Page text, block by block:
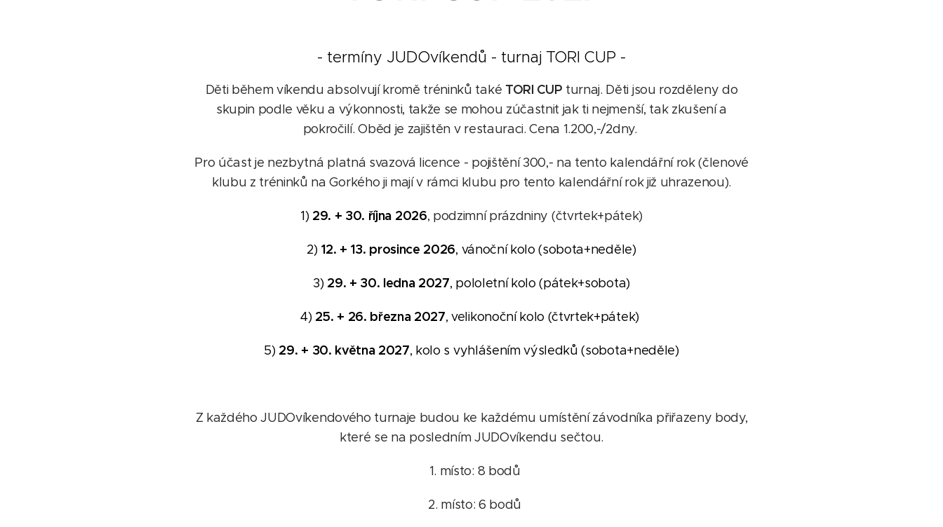
- termíny JUDOvíkendů - turnaj TORI CUP -
Děti během víkendu absolvují kromě tréninků také TORI CUP turnaj. Děti jsou rozděleny do
skupin podle věku a výkonnosti, takže se mohou zúčastnit jak ti nejmenší, tak zkušení a
pokročilí. Oběd je zajištěn v restauraci. Cena 1.200,-/2dny.
Pro účast je nezbytná platná svazová licence - pojištění 300,- na tento kalendářní rok (členové
klubu z tréninků na Gorkého ji mají v rámci klubu pro tento kalendářní rok již uhrazenou).
1) 29. + 30. října 2026, podzimní prázdniny (čtvrtek+pátek)
2) 12. + 13. prosince 2026, vánoční kolo (sobota+neděle)
3) 29. + 30. ledna 2027, pololetní kolo (pátek+sobota)
4) 25. + 26. března 2027, velikonoční kolo (čtvrtek+pátek)
5) 29. + 30. května 2027, kolo s vyhlášením výsledků (sobota+neděle)
Z každého JUDOvíkendového turnaje budou ke každému umístění závodníka přiřazeny body,
které se na posledním JUDOvíkendu sečtou.
1. místo: 8 bodů
2. místo: 6 bodů